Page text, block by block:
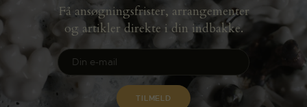
Få ansøgningsfrister, arrangementer
og artikler direkte i din indbakke.